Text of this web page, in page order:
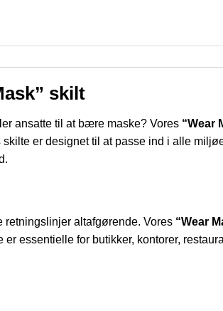
skilt
ansatte til at bære maske? Vores “Wear
er designet til at passe ind i alle
retningslinjer altafgørende. Vores “Wear
essentielle for butikker, kontorer,